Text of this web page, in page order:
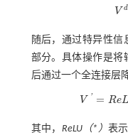
V d
Vd=
随后，通过特异性
部分。具体操作是将
后通过一个全连接层
V ' = ReL
V ReL UFCV
其中， ReLU（*） 表